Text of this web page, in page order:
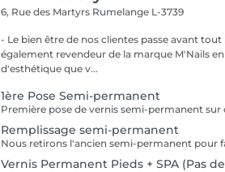
6, Rue des Martyrs Rumelange L-3739
- Le bien être de nos clientes passe avant tout ! - Nous
également revendeur de la marque M'Nails
d'esthétique que v...
1ère Pose Semi-permanent
Première pose de vernis semi-permanent sur
Remplissage semi-permanent
Nous retirons l'ancien semi-permanent pour
Vernis Permanent Pieds + SPA (Pas